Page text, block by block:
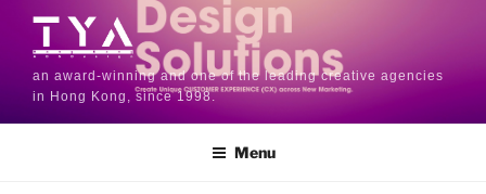
an award-winning and one of the leading creative agencies
in Hong Kong, since 1998.
Menu